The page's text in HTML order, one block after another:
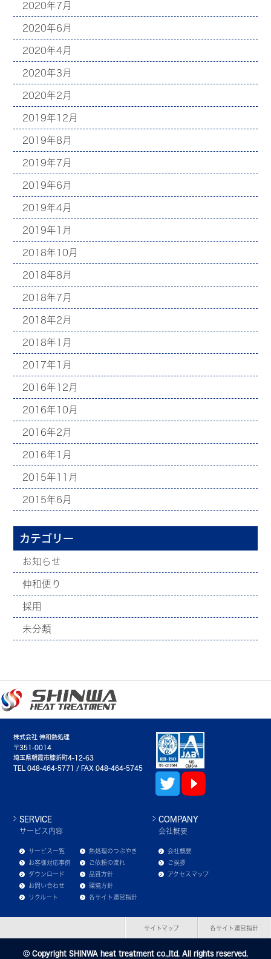
2020年7月
2020年6月
2020年4月
2020年3月
2020年2月
2019年12月
2019年8月
2019年7月
2019年6月
2019年4月
2019年1月
2018年10月
2018年8月
2018年7月
2018年2月
2018年1月
2017年1月
2016年12月
2016年10月
2016年2月
2016年1月
2015年11月
2015年6月
カテゴリー
お知らせ
伸和便り
採用
未分類
株式会社 伸和熱処理
〒351-0014
埼玉県朝霞市膝折町4-12-63
TEL 048-464-5771 / FAX 048-464-5745
SERVICE
サービス内容
サービス一覧
熱処理のつぶやき
お客様対応事例
ご依頼の流れ
ダウンロード
品質方針
お問い合わせ
環境方針
リクルート
各サイト運営指針
COMPANY
会社概要
会社概要
ご挨拶
アクセスマップ
サイトマップ 各サイト運営指針
Ⓒ Copyright SHINWA heat treatment co.,ltd. All rights reserved.